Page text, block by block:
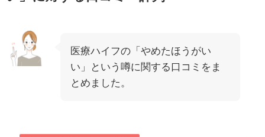
医療ハイフの「やめたほうがい
い」という噂に関する口コミをま
とめました。